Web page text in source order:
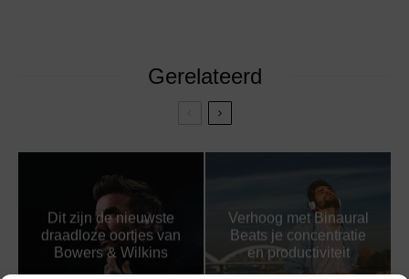
Gerelateerd
Dit zijn de nieuwste
draadloze oortjes van
Bowers & Wilkins
Verhoog met Binaural
Beats je concentratie
en productiviteit